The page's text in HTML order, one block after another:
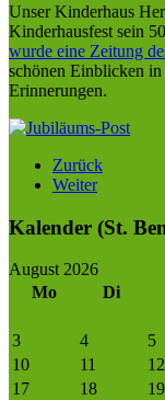
Unser Kinderhaus
Kinderhausfest sein
wurde eine Zeitung
schönen Einblicken in
Erinnerungen.
Zurück
Weiter
Kalender (St.
August 2026
Mo
Di
3
4 5
10
11 12
17
18 19